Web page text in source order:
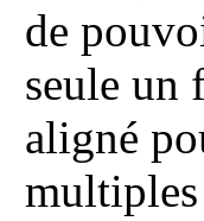
de
seule un
aligné
multiples